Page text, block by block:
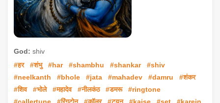
God: shiv
#हर
#शंभु #har #shambhu #shankar
#shiv
#neelkanth
#bhole #jata #mahadev #damru
#शंकर
#शिव
#भोले #महादेव #नीलकंठ #डमरू
#ringtone